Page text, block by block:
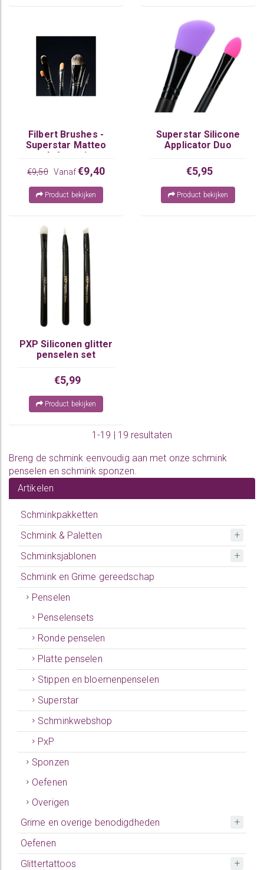
Filbert Brushes -
Superstar Matteo
Arfanotti
€9,50 Vanaf€9,40
Product bekijken
Superstar Silicone
Applicator Duo
€5,95
Product bekijken
PXP Siliconen glitter
penselen set
€5,99
Product bekijken
1-19 | 19 resultaten
Breng de schmink eenvoudig aan met onzeschmink
penselen enschmink sponzen.
Artikelen
Schminkpakketten
Schmink & Paletten
Schminksjablonen
Schmink en Grime gereedschap
Penselen
Penselensets
Ronde penselen
Platte penselen
Stippen en bloemenpenselen
Superstar
Schminkwebshop
PxP
Sponzen
Oefenen
Overigen
Grime en overige benodigdheden
Oefenen
Glittertattoos